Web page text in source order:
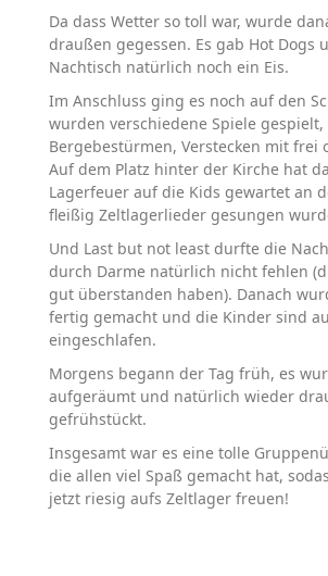
Da dass Wetter so toll war, wurde
draußen gegessen. Es gab Hot Dogs
Nachtisch natürlich noch ein Eis.
Im Anschluss ging es noch auf den
wurden verschiedene Spiele gespielt,
Bergebestürmen, Verstecken mit frei
Auf dem Platz hinter der Kirche hat
Lagerfeuer auf die Kids gewartet an
fleißig Zeltlagerlieder gesungen
Und Last but not least durfte die
durch Darme natürlich nicht fehlen
gut überstanden haben). Danach
fertig gemacht und die Kinder sind
eingeschlafen.
Morgens begann der Tag früh, es
aufgeräumt und natürlich wieder
gefrühstückt.
Insgesamt war es eine tolle
die allen viel Spaß gemacht hat,
jetzt riesig aufs Zeltlager freuen!